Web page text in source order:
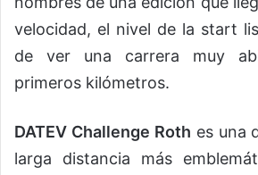
velocidad, el nivel de la start
de ver una carrera muy
primeros kilómetros.
DATEV Challenge Roth es una
larga distancia más